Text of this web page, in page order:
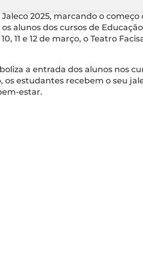
2025, marcando o
alunos dos cursos de
11 e 12 de março, o Teatro
a entrada dos alunos nos
estudantes recebem o seu
estar.